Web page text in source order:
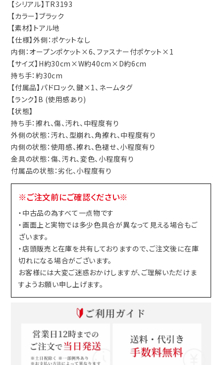
【シリアル】TR3193
【カラー】ブラック
【素材】トアル地
【仕様】外側：ポケットなし
内側：オープンポケット×6、ファスナー付ポケット×1
【サイズ】H約30cm×W約40cm×D約6cm
持ち手：約30cm
【付属品】パドロック、鍵×1、ネームタグ
【ランク】B (使用感あり)
【状態】
持ち手：擦れ、傷、汚れ、中程度有り
外側の状態：汚れ、型崩れ、角擦れ、中程度有り
内側の状態：使用感、擦れ、色褪せ、小程度有り
金具の状態：傷、汚れ、変色、小程度有り
付属品の状態：劣化、小程度有り
※ご注文前にご確認ください※
・中古品の為すべて一点物です
・画面上と実物では多少色具合が異なって見える場合もご
ざいます。
・店頭販売と在庫を共有しておりますので、ご注文後に在庫
切れになる場合がございます。
お客様には大変ご迷惑おかけしますが、ご理解いただけま
すようお願い申し上げます。